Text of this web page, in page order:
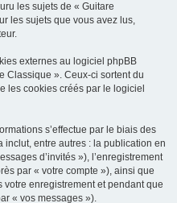
les sujets de « Guitare
les sujets que vous avez lus,
externes au logiciel phpBB
Classique ». Ceux-ci sortent du
les cookies créés par le logiciel
s’effectue par le biais des
entre autres : la publication en
d’invités »), l’enregistrement
par « votre compte »), ainsi que
votre enregistrement et pendant que
« vos messages »).